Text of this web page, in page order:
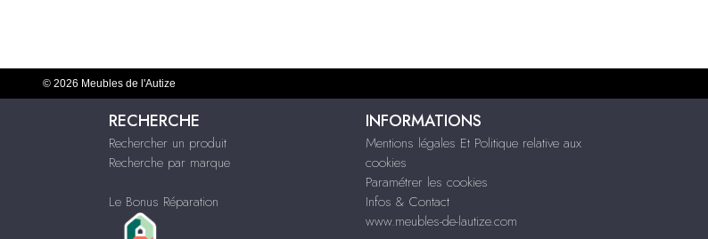
© 2026 Meubles de l'Autize
RECHERCHE
Rechercher un produit
Recherche par marque
Le Bonus Réparation
INFORMATIONS
Mentions légales Et Politique relative aux
cookies
Paramétrer les cookies
Infos & Contact
www.meubles-de-lautize.com